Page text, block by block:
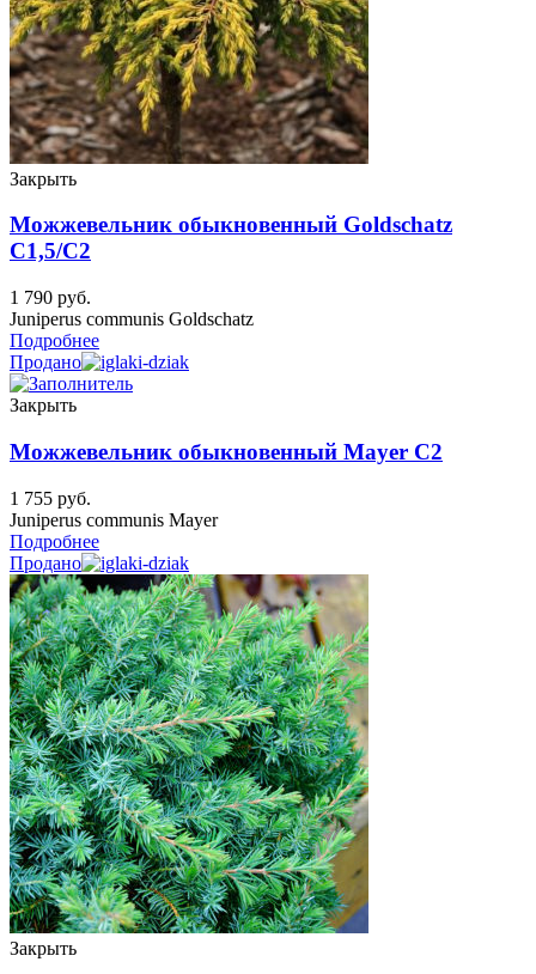
Закрыть
Можжевельник обыкновенный Goldschatz
C1,5/C2
1 790 руб.
Juniperus communis Goldschatz
Подробнее
Продано
Закрыть
Можжевельник обыкновенный Mayer C2
1 755 руб.
Juniperus communis Mayer
Подробнее
Продано
Закрыть